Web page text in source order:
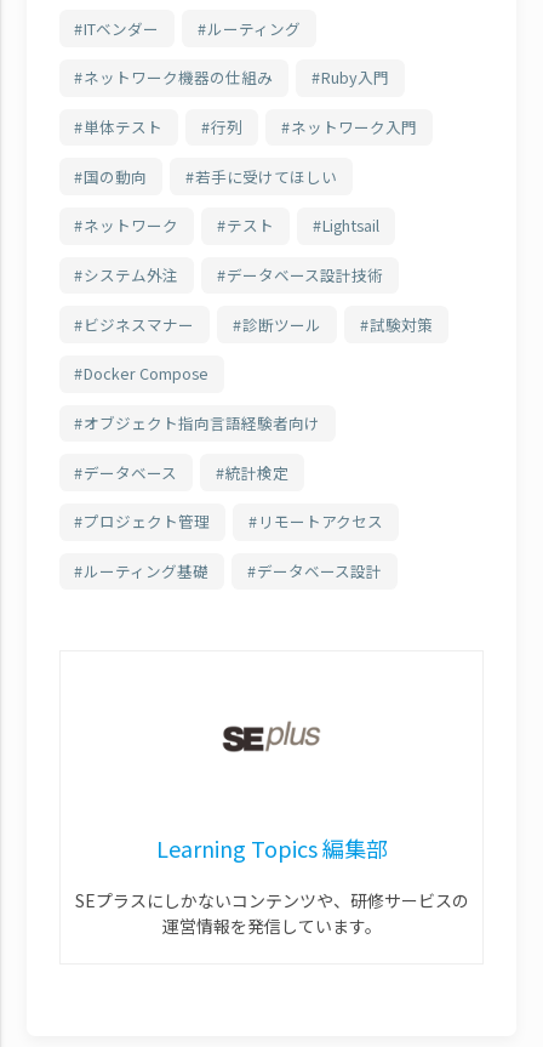
ITベンダー ルーティング
ネットワーク機器の仕組み Ruby入門
単体テスト 行列 ネットワーク入門
国の動向 若手に受けてほしい
ネットワーク テスト Lightsail
システム外注 データベース設計技術
ビジネスマナー 診断ツール 試験対策
Docker Compose
オブジェクト指向言語経験者向け
データベース 統計検定
プロジェクト管理 リモートアクセス
ルーティング基礎 データベース設計
Learning Topics 編集部
SEプラスにしかないコンテンツや、研修サービスの
運営情報を発信しています。